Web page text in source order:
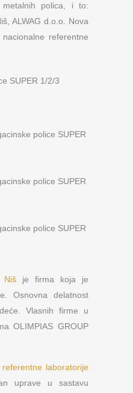
polica, i to:
ALWAG d.o.o. Nova
referentne
SUPER 1/2/3
Niš je firma koja je
Osnovna delatnost
Vlasnih firme u
OLIMPIAS GROUP
laboratorije
uprave u sastavu